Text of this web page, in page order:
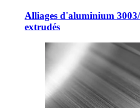
Alliages d'aluminium
extrudés